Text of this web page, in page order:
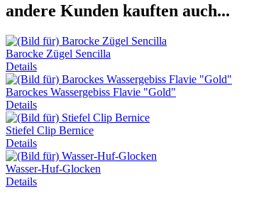
andere Kunden kauften auch...
Barocke Zügel Sencilla
Details
Barockes Wassergebiss Flavie "Gold"
Details
Stiefel Clip Bernice
Details
Wasser-Huf-Glocken
Details